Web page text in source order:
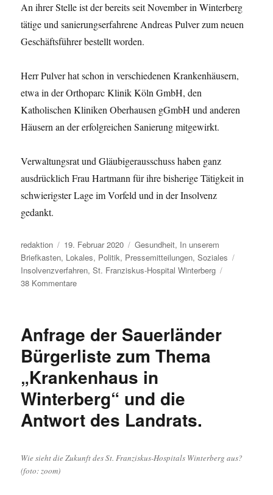
An ihrer Stelle ist der bereits seit November in Winterberg
tätige und sanierungserfahrene Andreas Pulver zum neuen
Geschäftsführer bestellt worden.
Herr Pulver hat schon in verschiedenen Krankenhäusern,
etwa in der Orthoparc Klinik Köln GmbH, den
Katholischen Kliniken Oberhausen gGmbH und anderen
Häusern an der erfolgreichen Sanierung mitgewirkt.
Verwaltungsrat und Gläubigerausschuss haben ganz
ausdrücklich Frau Hartmann für ihre bisherige Tätigkeit in
schwierigster Lage im Vorfeld und in der Insolvenz
gedankt.
Autor
redaktion
Veröffentlicht
am
19. Februar 2020 Kategorien
Gesundheit, In unserem
Briefkasten, Lokales, Politik, Pressemitteilungen,Soziales
Insolvenzverfahren,St. Franziskus-Hospital Winterberg
38 Kommentarezu
Briefkasten:
Krankenhaus
–
Verwaltungsrat
und
Gläubigerausschuss
begrüßen
St.
Anfrage der Sauerländer
Bürgerliste zum Thema
„Krankenhaus in
Winterberg“ und die
Antwort des Landrats.
Wie sieht die Zukunft des St. Franziskus-Hospitals Winterberg aus?
(foto: zoom)